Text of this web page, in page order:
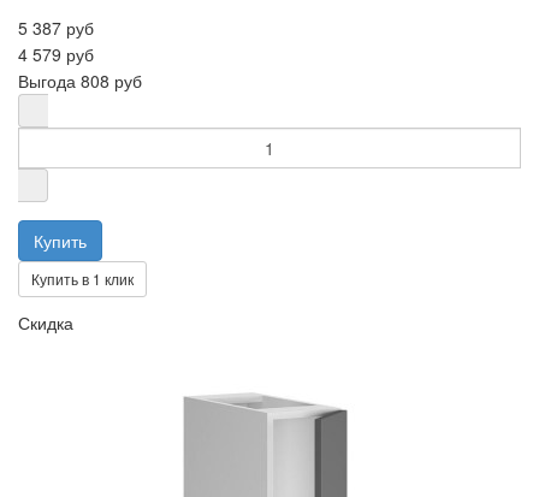
5 387 руб
4 579 руб
Выгода 808 руб
Купить в 1 клик
Скидка